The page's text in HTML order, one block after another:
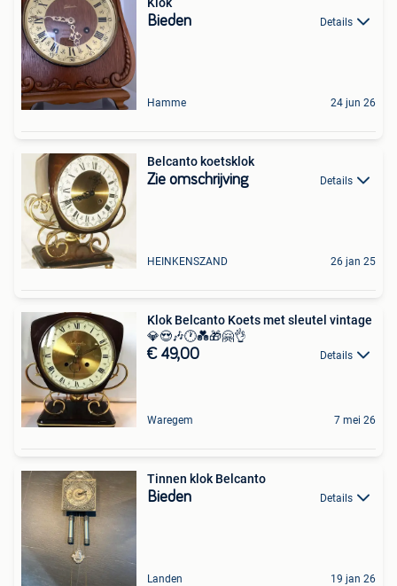
Bieden Details
Hamme 24 jun 26
Belcanto koetsklok
Zie omschrijving Details
HEINKENSZAND 26 jan 25
Klok Belcanto Koets met sleutel vintage
💎😍🎶🕐💑🎁🤗👌
€ 49,00 Details
Waregem 7 mei 26
Tinnen klok Belcanto
Bieden Details
Landen 19 jan 26